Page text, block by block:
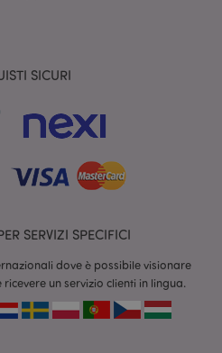
SICURI
SERVIZI SPECIFICI
dove è possibile visionare
un servizio clienti in lingua.
www.puckator.it